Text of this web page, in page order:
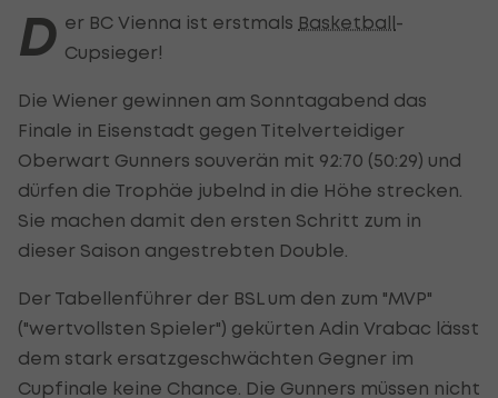
D er BC Vienna ist erstmals Basketball-
Cupsieger!
Die Wiener gewinnen am Sonntagabend das
Finale in Eisenstadt gegen Titelverteidiger
Oberwart Gunners souverän mit 92:70 (50:29) und
dürfen die Trophäe jubelnd in die Höhe strecken.
Sie machen damit den ersten Schritt zum in
dieser Saison angestrebten Double.
Der Tabellenführer der BSL um den zum "MVP"
("wertvollsten Spieler") gekürten Adin Vrabac lässt
dem stark ersatzgeschwächten Gegner im
Cupfinale keine Chance. Die Gunners müssen nicht